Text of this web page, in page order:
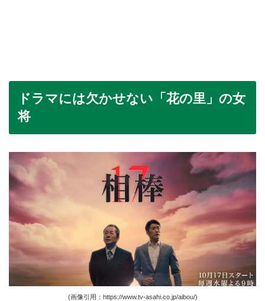
ドラマには欠かせない「花の里」の女
将
(画像引用：https://www.tv-asahi.co.jp/aibou/)